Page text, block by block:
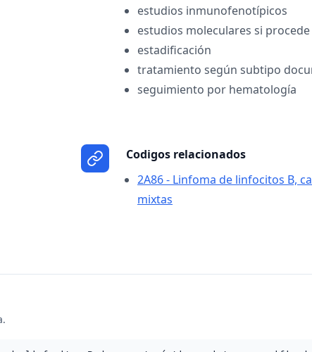
estudios inmunofenotípicos
estudios moleculares si procede
estadificación
tratamiento según subtipo
seguimiento por hematología
Codigos relacionados
2A86 - Linfoma de linfocitos B,
mixtas